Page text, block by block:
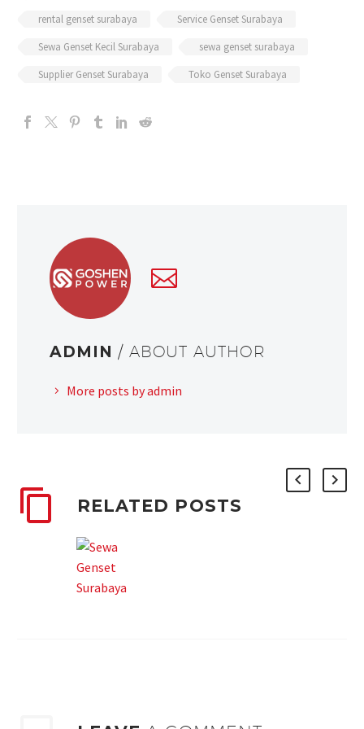
rental genset surabaya
Service Genset Surabaya
Sewa Genset Kecil Surabaya
sewa genset surabaya
Supplier Genset Surabaya
Toko Genset Surabaya
ADMIN / ABOUT AUTHOR
More posts by admin
RELATED POSTS